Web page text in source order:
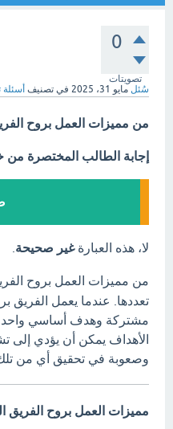
0
تصويتات
سُئل مايو 31، 2025 في تصنيف أسئلة
من مميزات العمل بروح
إجابة الطالب المختصرة من
لا، هذه العبارةغير صحيحة
من مميزات العمل بروح
تعددها. عندما يعمل الفريق
مشتركة وهدف أساسي واحد
الأهداف يمكن أن يؤدي إلى
وصعوبة في تحقيق أي من تلك
مميزات العمل بروح الفريق